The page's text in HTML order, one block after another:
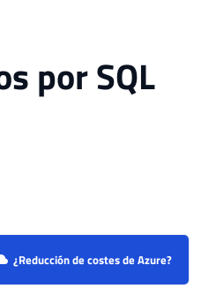
por SQL
¿Reducción de costes de Azure?